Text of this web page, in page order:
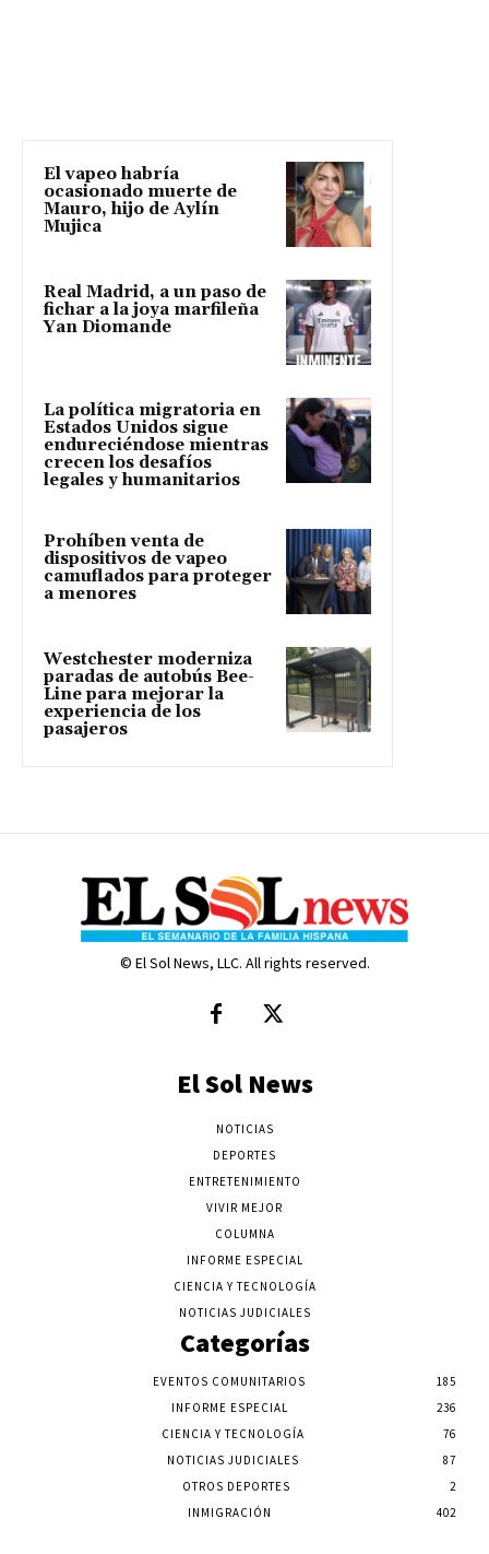
El vapeo habría
ocasionado muerte de
Mauro, hijo de Aylín
Mujica
Real Madrid, a un paso de
fichar a la joya marfileña
Yan Diomande
La política migratoria en
Estados Unidos sigue
endureciéndose mientras
crecen los desafíos
legales y humanitarios
Prohíben venta de
dispositivos de vapeo
camuflados para proteger
a menores
Westchester moderniza
paradas de autobús Bee-
Line para mejorar la
experiencia de los
pasajeros
© El Sol News, LLC. All rights reserved.
El Sol News
NOTICIAS
DEPORTES
ENTRETENIMIENTO
VIVIR MEJOR
COLUMNA
INFORME ESPECIAL
CIENCIA Y TECNOLOGÍA
NOTICIAS JUDICIALES
Categorías
EVENTOS COMUNITARIOS
185
INFORME ESPECIAL
236
CIENCIA Y TECNOLOGÍA
76
NOTICIAS JUDICIALES
87
OTROS DEPORTES
2
INMIGRACIÓN
402